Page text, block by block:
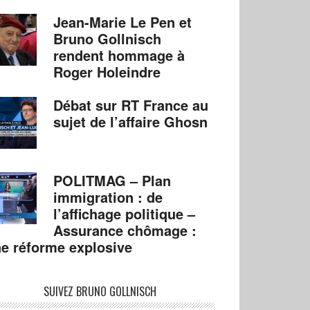
Jean-Marie Le Pen et
Bruno Gollnisch
rendent hommage à
Roger Holeindre
Débat sur RT France au
sujet de l’affaire Ghosn
POLITMAG – Plan
immigration : de
l’affichage politique –
Assurance chômage :
réforme explosive
SUIVEZ BRUNO GOLLNISCH